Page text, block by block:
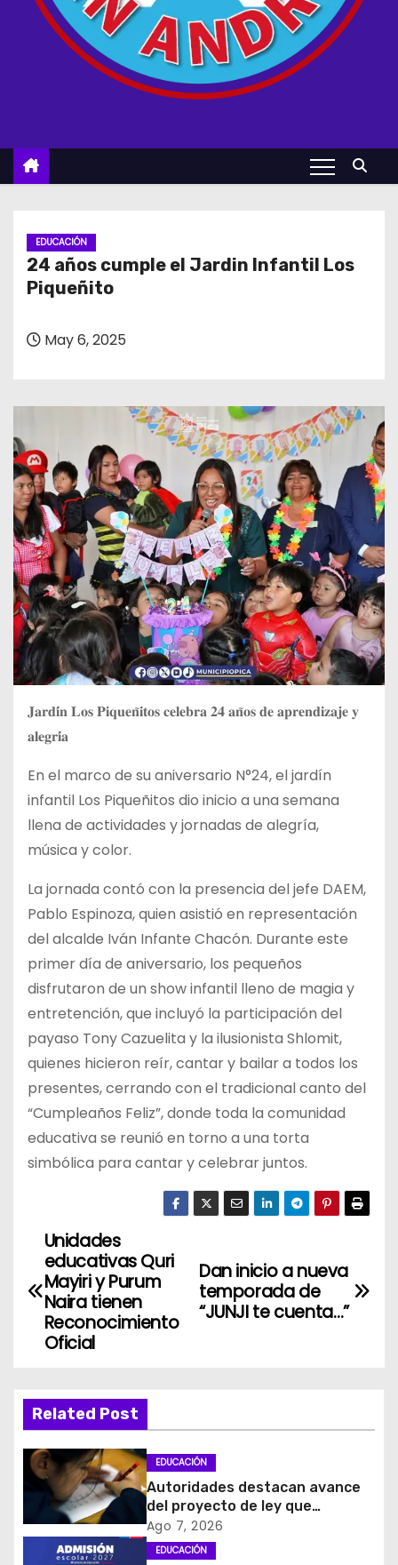
EDUCACIÓN
24 años cumple el Jardin Infantil Los
Piqueñito
May 6, 2025
𝐉𝐚𝐫𝐝𝐢́𝐧 𝐋𝐨𝐬 𝐏𝐢𝐪𝐮𝐞𝐧̃𝐢𝐭𝐨𝐬 𝐜𝐞𝐥𝐞𝐛𝐫𝐚 𝟐𝟒 𝐚𝐧̃𝐨𝐬 𝐝𝐞 𝐚𝐩𝐫𝐞𝐧𝐝𝐢𝐳𝐚𝐣𝐞 𝐲
𝐚𝐥𝐞𝐠𝐫𝐢́𝐚
En el marco de su aniversario N°24, el jardín
infantil Los Piqueñitos dio inicio a una semana
llena de actividades y jornadas de alegría,
música y color.
La jornada contó con la presencia del jefe DAEM,
Pablo Espinoza, quien asistió en representación
del alcalde Iván Infante Chacón. Durante este
primer día de aniversario, los pequeños
disfrutaron de un show infantil lleno de magia y
entretención, que incluyó la participación del
payaso Tony Cazuelita y la ilusionista Shlomit,
quienes hicieron reír, cantar y bailar a todos los
presentes, cerrando con el tradicional canto del
“Cumpleaños Feliz”, donde toda la comunidad
educativa se reunió en torno a una torta
simbólica para cantar y celebrar juntos.
N
a
g
a
c
ó
Dan inicio a nueva
temporada de
“JUNJI te cuenta…”
Unidades
educativas Quri
Mayiri y Purum
Naira tienen
Reconocimiento
Oficial
Related Post
EDUCACIÓN
Autoridades destacan avance
del proyecto de ley que
introduce mejoras al Sistema
de Admisión Escolar
Ago 7, 2026
EDUCACIÓN